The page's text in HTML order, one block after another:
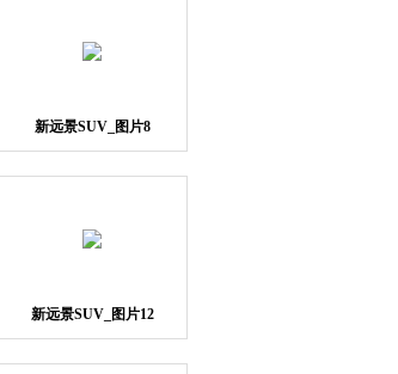
新远景SUV_图片8
新远景SUV_图片12